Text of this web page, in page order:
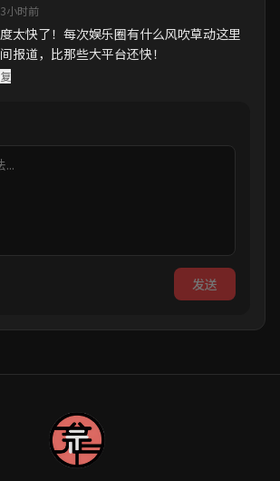
3小时前
太快了！每次娱乐圈有什么风吹草动这里
报道，比那些大平台还快！
发送